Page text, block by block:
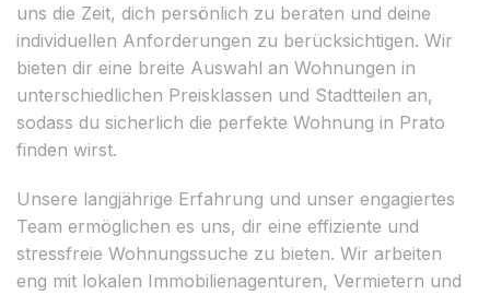
uns die Zeit, dich persönlich zu beraten und deine
individuellen Anforderungen zu berücksichtigen. Wir
bieten dir eine breite Auswahl an Wohnungen in
unterschiedlichen Preisklassen und Stadtteilen an,
sodass du sicherlich die perfekte Wohnung in Prato
finden wirst.
Unsere langjährige Erfahrung und unser engagiertes
Team ermöglichen es uns, dir eine effiziente und
stressfreie Wohnungssuche zu bieten. Wir arbeiten
eng mit lokalen Immobilienagenturen, Vermietern und